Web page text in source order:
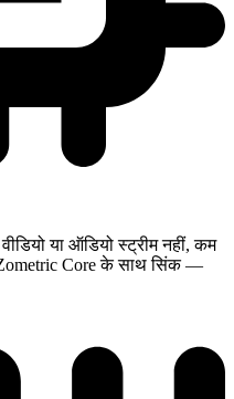
या ऑडियो स्ट्रीम नहीं, कम
Core के साथ सिंक —